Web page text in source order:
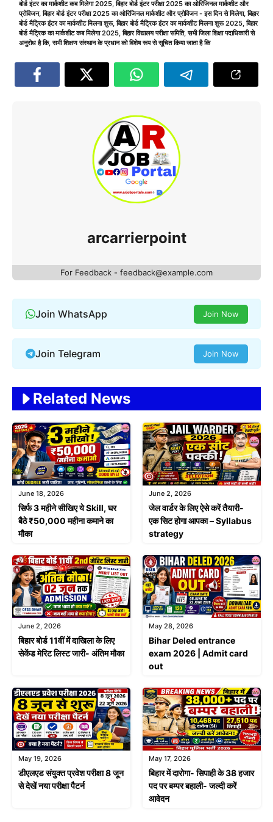
बोर्ड इंटर का मार्कशीट कब मिलेगा 2025,बिहार बोर्ड इंटर परीक्षा 2025 का ओरिजिनल मार्कशीट और
प्रोविजन,बिहार बोर्ड इंटर परीक्षा 2025 का ओरिजिनल मार्कशीट और प्रोविजन - इस दिन से मिलेगा,बिहार
बोर्ड मैट्रिक इंटर का मार्कशीट मिलना शुरू,बिहार बोर्ड मैट्रिक इंटर का मार्कशीट मिलना शुरू 2025,बिहार
बोर्ड मैट्रिक का मार्कशीट कब मिलेगा 2025,बिहार विद्यालय परीक्षा समिति,सभी जिला शिक्षा पदाधिकारी से
अनुरोध है कि,सभी शिक्षण संस्थान के प्रधान को विशेष रूप से सूचित किया जाता है कि
arcarrierpoint
For Feedback - feedback@example.com
Join WhatsApp Join Now
Join Telegram Join Now
Related News
June 18, 2026
सिर्फ 3 महीने सीखिए ये Skill, घर
बैठे ₹50,000 महीना कमाने का
मौका
June 2, 2026
जेल वार्डर के लिए ऐसे करें तैयारी-
एक सिट होगा आपका – Syllabus
strategy
June 2, 2026
बिहार बोर्ड 11वीं में दाखिला के लिए
सेकेंड मेरिट लिस्ट जारी- अंतिम मौका
May 28, 2026
Bihar Deled entrance
exam 2026 | Admit card
out
May 19, 2026
डीएलएड संयुक्त प्रवेश परीक्षा 8 जून
से देखें नया परीक्षा पैटर्न
May 17, 2026
बिहार में दारोगा- सिपाही के 38 हजार
पद पर बम्पर बहाली- जल्दी करें
आवेदन